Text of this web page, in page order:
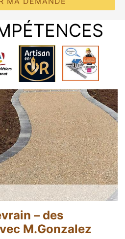
– des
M.Gonzalez